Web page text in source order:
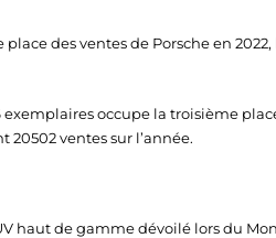
des ventes de Porsche en
exemplaires occupe la troisième
20502 ventes sur l’année.
haut de gamme dévoilé lors du